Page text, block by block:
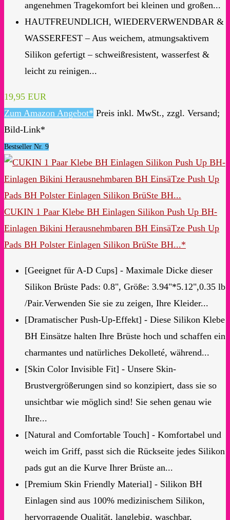
angenehmen Tragekomfort bei kleinen und großen...
HAUTFREUNDLICH, WIEDERVERWENDBAR &
WASSERFEST – Aus weichem, atmungsaktivem
Silikon gefertigt – schweißresistent, wasserfest &
leicht zu reinigen...
19,95 EUR
Zum Amazon Angebot* Preis inkl. MwSt., zzgl. Versand;
Bild-Link*
Bestseller Nr. 9
CUKIN 1 Paar Klebe BH Einlagen Silikon Push Up BH-
Einlagen Bikini Herausnehmbaren BH EinsäTze Push Up
Pads BH Polster Einlagen Silikon BrüSte BH...*
[Geeignet für A-D Cups] - Maximale Dicke dieser
Silikon Brüste Pads: 0.8", Größe: 3.94"*5.12",0.35 lb
/Pair.Verwenden Sie sie zu zeigen, Ihre Kleider...
[Dramatischer Push-Up-Effekt] - Diese Silikon Klebe
BH Einsätze halten Ihre Brüste hoch und schaffen ein
charmantes und natürliches Dekolleté, während...
[Skin Color Invisible Fit] - Unsere Skin-
Brustvergrößerungen sind so konzipiert, dass sie so
unsichtbar wie möglich sind! Sie sehen genau wie
Ihre...
[Natural and Comfortable Touch] - Komfortabel und
weich im Griff, passt sich die Rückseite jedes Silikon
pads gut an die Kurve Ihrer Brüste an...
[Premium Skin Friendly Material] - Silikon BH
Einlagen sind aus 100% medizinischem Silikon,
hervorragende Qualität, langlebig, waschbar,